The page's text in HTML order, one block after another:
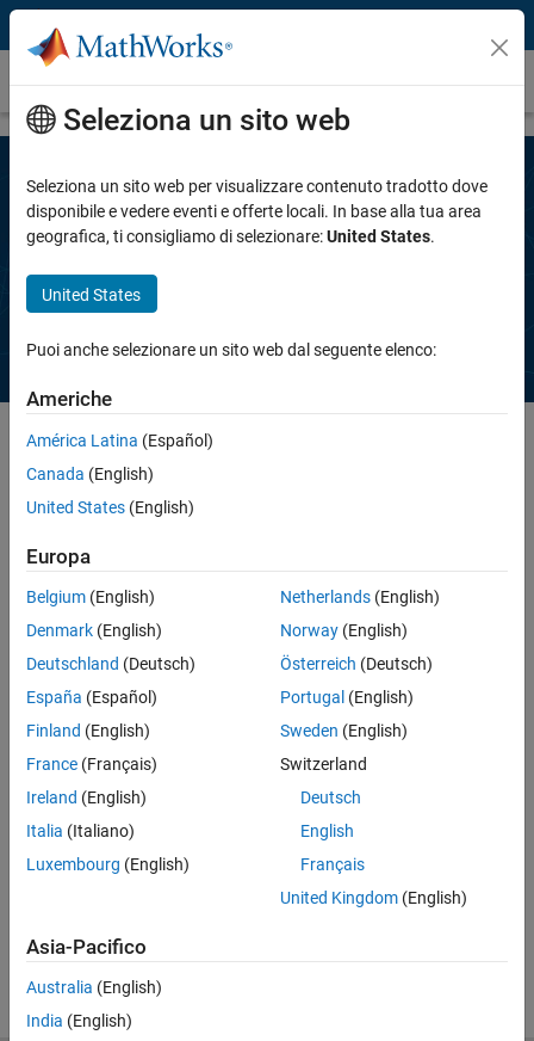
Vai al contenuto
Richiedi una versione di prova
Parla con un esperto MathWorks per
ottenere una prova gratuita di
Simulink Copilot
Completa le informazioni qui sotto. Un esperto MathWorks ti
contatterà, di solito entro un giorno lavorativo.
Email di lavoro o universitaria*
*Campo obbligatorio
di contatto personali.
Consulta la nostra informativa sulla
privacy per ulteriori dettagli.
Seleziona un sito web
Seleziona un sito web per visualizzare contenuto tradotto dove
disponibile e vedere eventi e offerte locali. In base alla tua area
geografica, ti consigliamo di selezionare:United States.
United States
Puoi anche selezionare un sito web dal seguente elenco:
Americhe
América Latina (Español)
Canada (English)
United States (English)
Europa
Belgium (English)
Denmark (English)
Deutschland (Deutsch)
España (Español)
Finland (English)
France (Français)
Ireland (English)
Italia (Italiano)
Luxembourg (English)
Netherlands(English)
Norway(English)
Österreich (Deutsch)
Portugal (English)
Sweden (English)
Switzerland
Deutsch
English
Français
United Kingdom(English)
Asia-Pacifico
Australia (English)
India (English)